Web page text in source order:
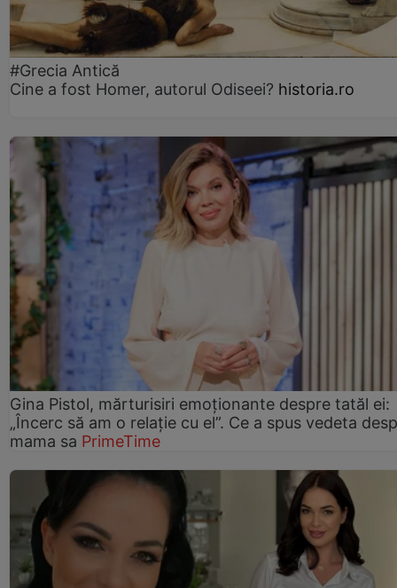
#Grecia Antică
Cine a fost Homer, autorul Odiseei? historia.ro
Gina Pistol, mărturisiri emoționante despre tatăl ei:
„Încerc să am o relație cu el”. Ce a spus vedeta
mama sa PrimeTime